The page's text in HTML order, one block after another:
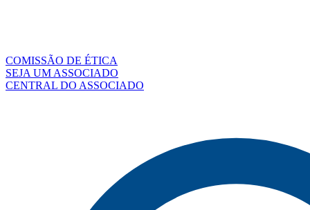
COMISSÃO DE ÉTICA
SEJA UM ASSOCIADO
CENTRAL DO ASSOCIADO